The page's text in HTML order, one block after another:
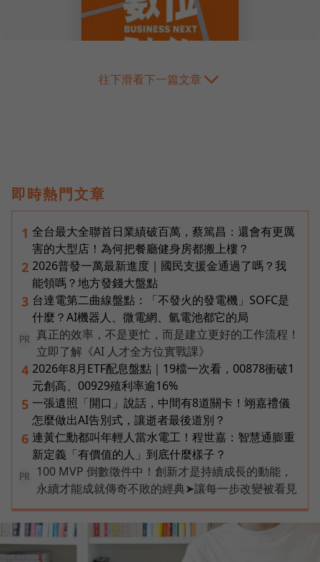
往下滑看下一篇文章
即時熱門文章
1 全台最大全聯首日業績破百萬，蔡篤昌：還會有更厲
害的大型店！為何把餐廳健身房都搬上樓？
2 2026普發一萬最新進度｜國民支援金通過了嗎？我
能領嗎？地方發錢大盤點
3 台達電第二曲線盤點：「不發火的發電機」SOFC是
什麼？AI機器人、微電網、氫電池都它的局
PR
真正的效率，不是更忙，而是建立更好的工作流程！
立即了解《AI 人才全方位實戰課》
4 2026年8月ETF配息盤點｜19檔一次看，00878衝破1
元創高、00929殖利率逾16%
5 一張遺照「開口」說話，中間有8道關卡！翊嘉禮儀
怎麼做出AI告別式，讓逝者最後道別？
6 連黃仁勳都叫年輕人當水電工！程世嘉：智慧通膨重
新定義「有價值的人」到底什麼樣子？
PR
100 MVP 倒數徵件中！創新才是持續成長的動能，
永續才能成就傳奇不敗的經典➤讓每一步改變被看見